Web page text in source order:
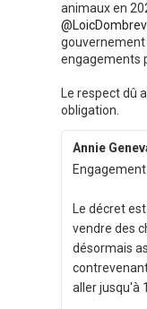
animaux en
gouvernement
engagements
Le respect dû
obligation.
Annie
Le décret
vendre des
désormais
aller jusqu'à